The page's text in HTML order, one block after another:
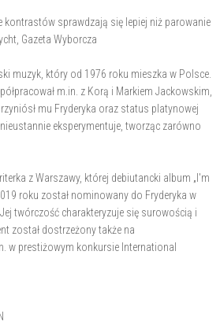
kontrastów sprawdzają się lepiej niż parowanie
Gazeta Wyborcza
muzyk, który od 1976 roku mieszka w Polsce.
m.in. z Korą i Markiem Jackowskim,
mu Fryderyka oraz status platynowej
eksperymentuje, tworząc zarówno
z Warszawy, której debiutancki album „I'm
roku został nominowany do Fryderyka w
twórczość charakteryzuje się surowością i
został dostrzeżony także na
w prestiżowym konkursie International